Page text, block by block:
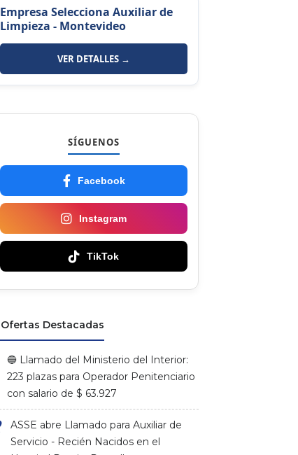
Empresa Selecciona Auxiliar de
Limpieza - Montevideo
VER DETALLES →
SÍGUENOS
Facebook
Instagram
TikTok
Ofertas Destacadas
🔵 Llamado del Ministerio del Interior:
223 plazas para Operador Penitenciario
con salario de $ 63.927
ASSE abre Llamado para Auxiliar de
Servicio - Recién Nacidos en el